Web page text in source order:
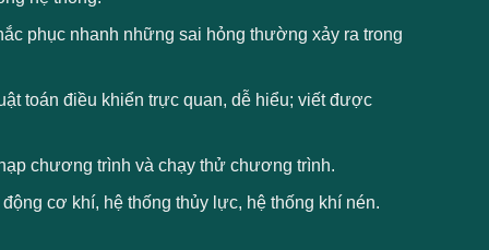
phục nhanh những sai hỏng thường xảy ra trong
toán điều khiển trực quan, dễ hiểu; viết được
chương trình và chạy thử chương trình.
cơ khí, hệ thống thủy lực, hệ thống khí nén.